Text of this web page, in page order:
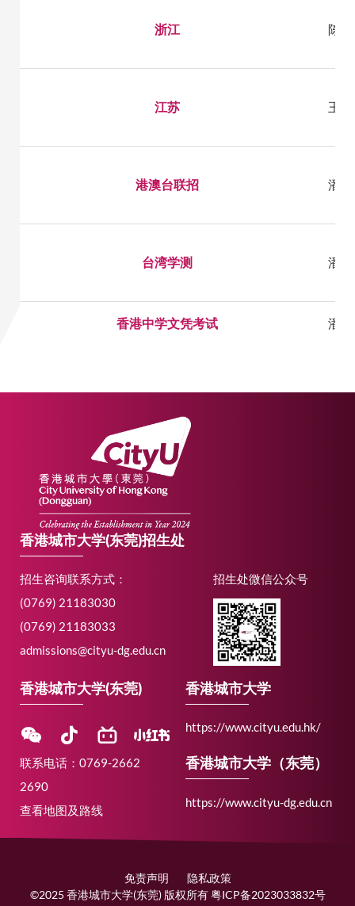
浙江 陈
江苏 王
港澳台联招 潘
台湾学测 潘
香港中学文凭考试 潘
香港城市大学(东莞)招生处
招生咨询联系方式：
(0769) 21183030
(0769) 21183033
admissions@cityu-dg.edu.cn
招生处微信公众号
香港城市大学(东莞)
联系电话：0769-2662
2690
查看地图及路线
香港城市大学
https://www.cityu.edu.hk/
香港城市大学（东莞）
https://www.cityu-dg.edu.cn
免责声明
隐私政策
©2025 香港城市大学(东莞) 版权所有 粤ICP备2023033832号